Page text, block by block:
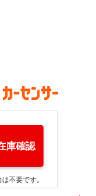
庫確認
不要です。